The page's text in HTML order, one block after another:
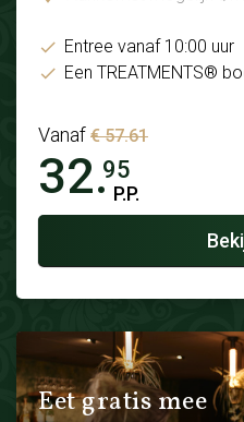
Entree vanaf 10:00 uur
Een TREATMENTS®
Vanaf € 57.61
32.95
P.P.
Eet gratis mee